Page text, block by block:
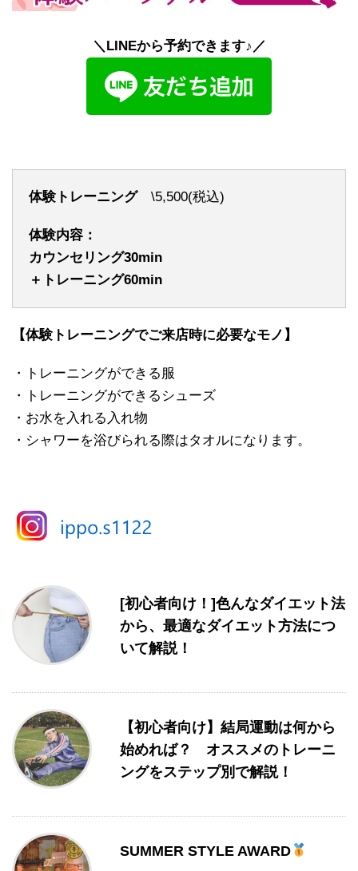
＼LINEから予約できます♪／
体験トレーニング \5,500(税込)
体験内容：
カウンセリング30min
＋トレーニング60min
【体験トレーニングでご来店時に必要なモノ】
・トレーニングができる服
・トレーニングができるシューズ
・お水を入れる入れ物
・シャワーを浴びられる際はタオルになります。
[初心者向け！]色んなダイエット法
から、最適なダイエット方法につ
いて解説！
【初心者向け】結局運動は何から
始めれば？ オススメのトレーニ
ングをステップ別で解説！
SUMMER STYLE AWARD